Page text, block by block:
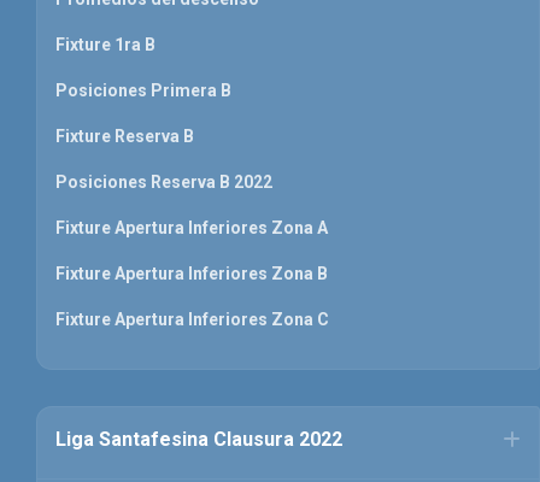
Fixture 1ra B
Posiciones Primera B
Fixture Reserva B
Posiciones Reserva B 2022
Fixture Apertura Inferiores Zona A
Fixture Apertura Inferiores Zona B
Fixture Apertura Inferiores Zona C
Liga Santafesina Clausura 2022